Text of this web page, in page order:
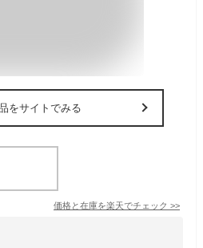
をサイトでみる
価格と在庫を楽天でチェック >>